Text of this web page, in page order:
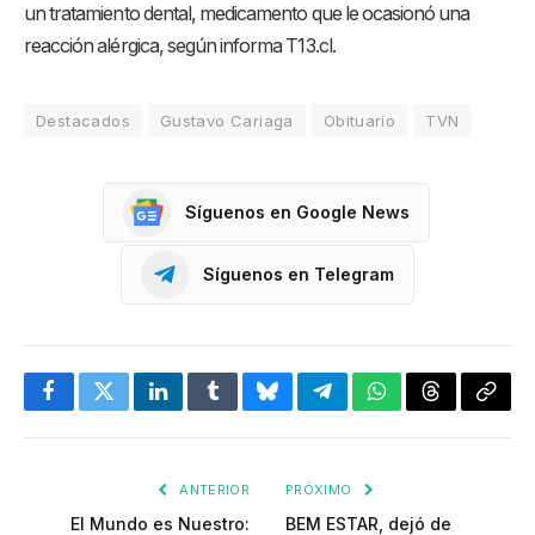
un tratamiento dental, medicamento que le ocasionó una
reacción alérgica, según informa T13.cl.
Destacados Gustavo Cariaga Obituario TVN
Síguenos en Google News
Síguenos en Telegram
FacebookTwitterLinkedInTumblrBlueskyTelegramWhatsApp
Threads
ANTERIOR
El Mundo es Nuestro:
PRÓXIMO
BEM ESTAR, dejó de